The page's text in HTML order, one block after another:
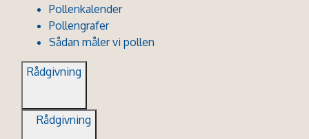
Pollenkalender
Pollengrafer
Sådan måler vi pollen
Rådgivning
Rådgivning